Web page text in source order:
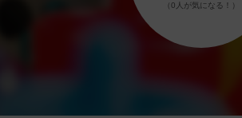
（0人が気になる！）